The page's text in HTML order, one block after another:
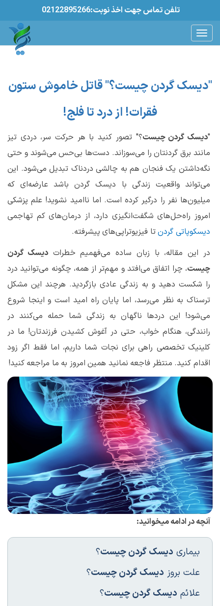
02122895266:تلفن تماس جهت اخذ نوبت
"دیسک گردن چیست؟" قاتل خاموش ستون
فقرات! از درد تا فلج!
"دیسک گردن چیست؟" تصور کنید با هر حرکت سر، دردی تیز
مانند برق گردنتان را می‌سوزاند. دست‌ها بی‌حس می‌شوند و حتی
نگه‌داشتن یک فنجان هم به چالشی دردناک تبدیل می‌شود. این
می‌تواند واقعیت زندگی با دیسک گردن باشد عارضه‌ای که
میلیون‌ها نفر را درگیر کرده است. اما ناامید نشوید! علم پزشکی
امروز راه‌حل‌های شگفت‌انگیزی دارد، از درمان‌های کم تهاجمی
دیسکوپاتی گردنتا فیزیوتراپی‌های پیشرفته.
در این مقاله، با زبان ساده می‌فهمیم خطراتدیسک گردن
چیست، چرا اتفاق می‌افتد و مهم‌تر از همه، چگونه می‌توانید درد
را شکست دهید و به زندگی عادی بازگردید. هرچند این مشکل
ترسناک به نظر می‌رسد، اما پایان راه امید است و اینجا شروع
می‌شود! این دردها ناگهان به زندگی شما حمله می‌کنند در
رانندگی، هنگام خواب، حتی در آغوش کشیدن فرزندتان! ما در
کلینیک تخصصی راهی برای نجات شما داریم، اما فقط اگر زود
اقدام کنید. منتظر فاجعه نمانید همین امروز به ما مراجعه کنید!
آنچه در ادامه میخوانید:
بیماری دیسک گردن چیست؟
علت بروز دیسک گردن چیست؟
علائم دیسک گردن چیست؟